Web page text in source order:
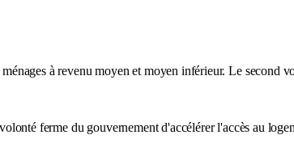
à revenu moyen et moyen inférieur. Le second
ferme du gouvernement d'accélérer l'accès au